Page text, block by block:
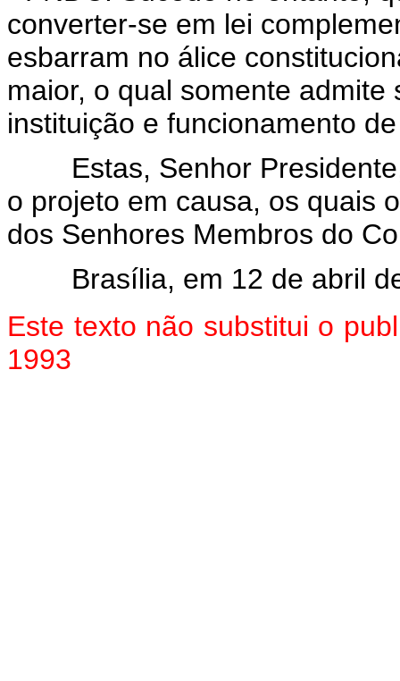
converter-se em lei
esbarram no álice
maior, o qual somente
instituição e funcionamento
Estas, Senhor Presidente,
o projeto em causa, os quais
dos Senhores Membros do
Brasília, em 12 de abril
Este texto não substitui o
1993